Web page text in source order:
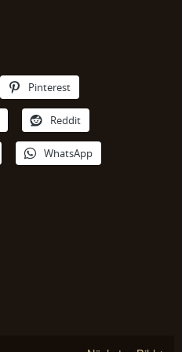
Pinterest
Reddit
WhatsApp